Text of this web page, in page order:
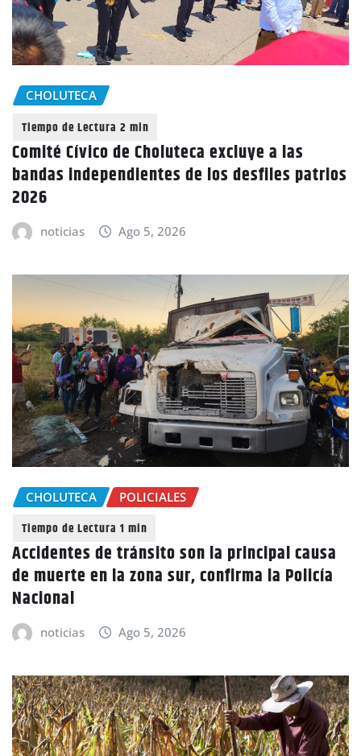
CHOLUTECA
Comité Cívico de Choluteca excluye a las
bandas independientes de los desfiles patrios
2026
noticias Ago 5, 2026
CHOLUTECA POLICIALES
Accidentes de tránsito son la principal causa
de muerte en la zona sur, confirma la Policía
Nacional
noticias Ago 5, 2026